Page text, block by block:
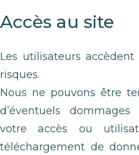
Accès au site
Les utilisateurs
risques.
Nous ne pouvons être
d’éventuels
votre accès ou
téléchargement de